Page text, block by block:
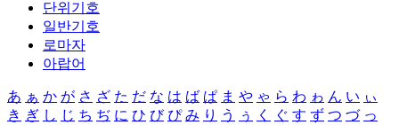
단위기호
일반기호
로마자
아랍어
あ ぁ か が さ ざ た だ な は ば ぱ ま や ゃ ら わ ゎ ん い ぃ
き ぎ し じ ち ぢ に ひ び ぴ み り う ぅ く ぐ す ず つ づ っ